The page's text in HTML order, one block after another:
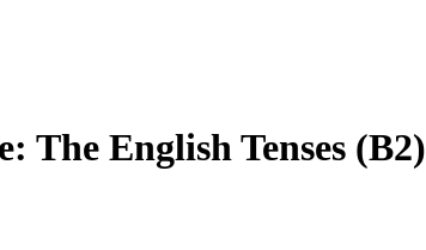
The English Tenses (B2)